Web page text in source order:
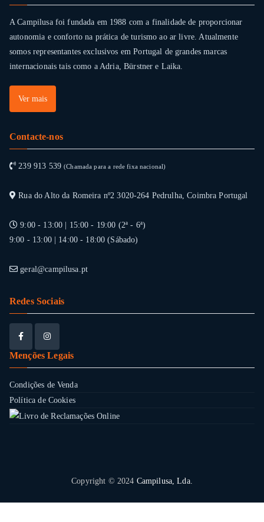
A Campilusa foi fundada em 1988 com a finalidade de proporcionar
autonomia e conforto na prática de turismo ao ar livre. Atualmente
somos representantes exclusivos em Portugal de grandes marcas
internacionais tais como a Adria, Bürstner e Laika.
Ver mais
Contacte-nos
239 913 539(Chamada para a rede fixa nacional)
Rua do Alto da Romeira nº2 3020-264 Pedrulha, Coimbra Portugal
9:00 - 13:00 | 15:00 - 19:00 (2ª - 6ª)
9:00 - 13:00 | 14:00 - 18:00 (Sábado)
geral@campilusa.pt
Redes Sociais
Menções Legais
Condições de Venda
Política de Cookies
Copyright © 2024 Campilusa, Lda.